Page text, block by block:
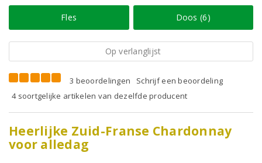
Fles Doos (6)
Op verlanglijst
3 beoordelingen
Schrijf een beoordeling
4 soortgelijke artikelen van dezelfde producent
Heerlijke Zuid-Franse Chardonnay
voor alledag